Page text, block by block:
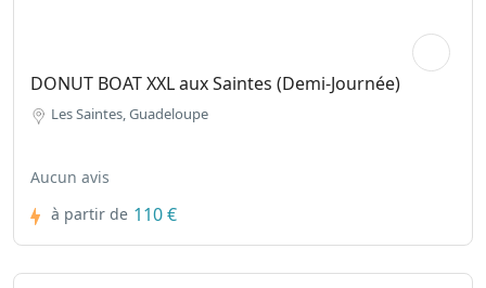
DONUT BOAT XXL aux Saintes (Demi-Journée)
Les Saintes, Guadeloupe
Aucun avis
à partir de 110 €